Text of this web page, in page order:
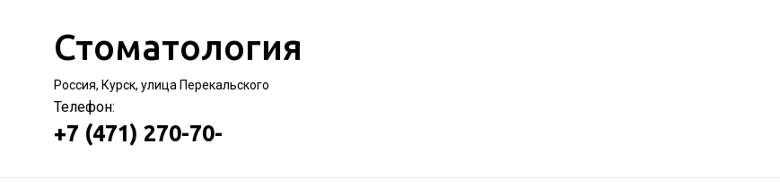
Стоматология
Россия, Курск, улица Перекальского
Телефон:
+7 (471) 270-70-